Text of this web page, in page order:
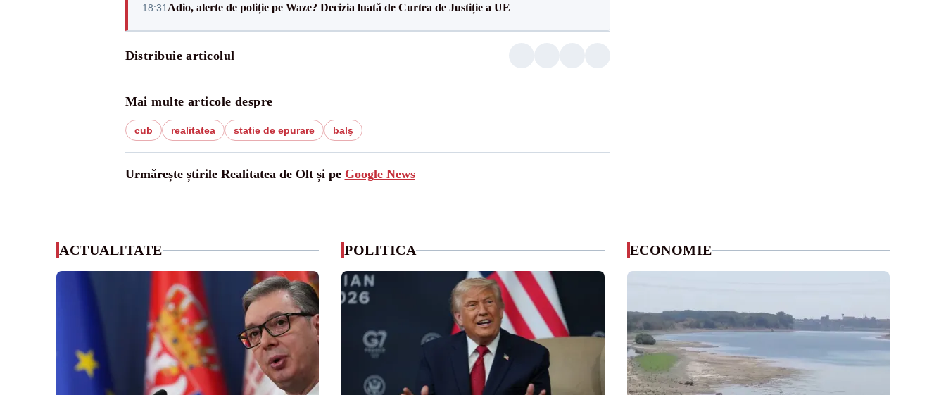
18:31 Adio, alerte de poliție pe Waze? Decizia luată de Curtea de Justiție a UE
Distribuie articolul
Mai multe articole despre
cub realitatea statie de epurare balş
Urmărește știrile Realitatea de Olt și pe Google News
ACTUALITATE POLITICA ECONOMIE